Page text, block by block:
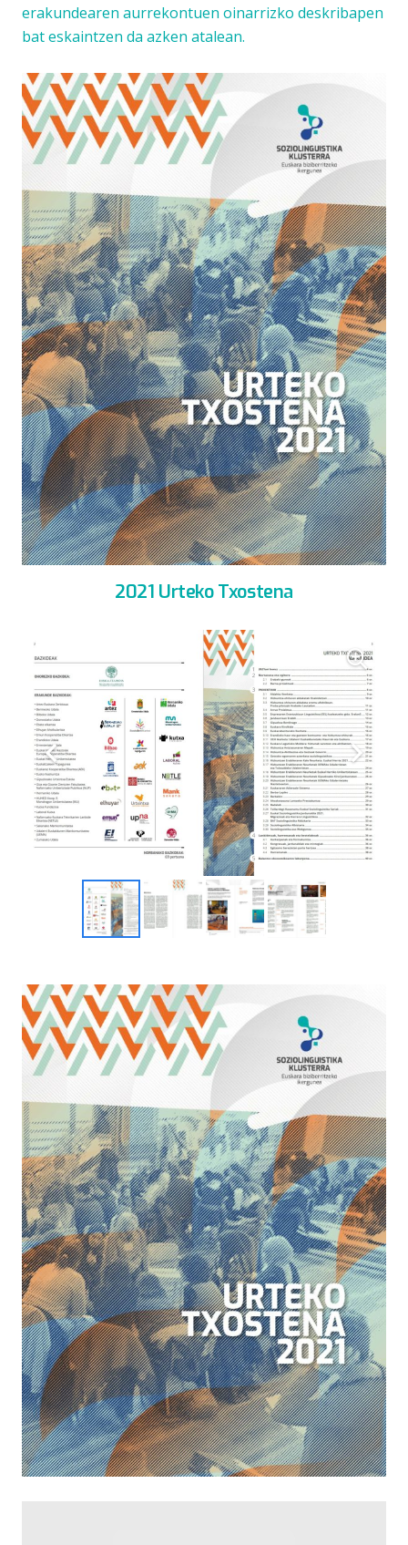
erakundearen aurrekontuen oinarrizko deskribapen
bat eskaintzen da azken atalean.
2021 Urteko Txostena